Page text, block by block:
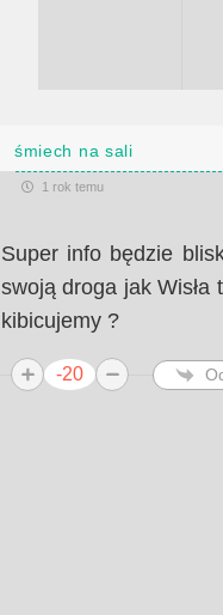
śmiech na sali
1 rok temu
Super info będzie
swoją droga jak
kibicujemy ?
-20